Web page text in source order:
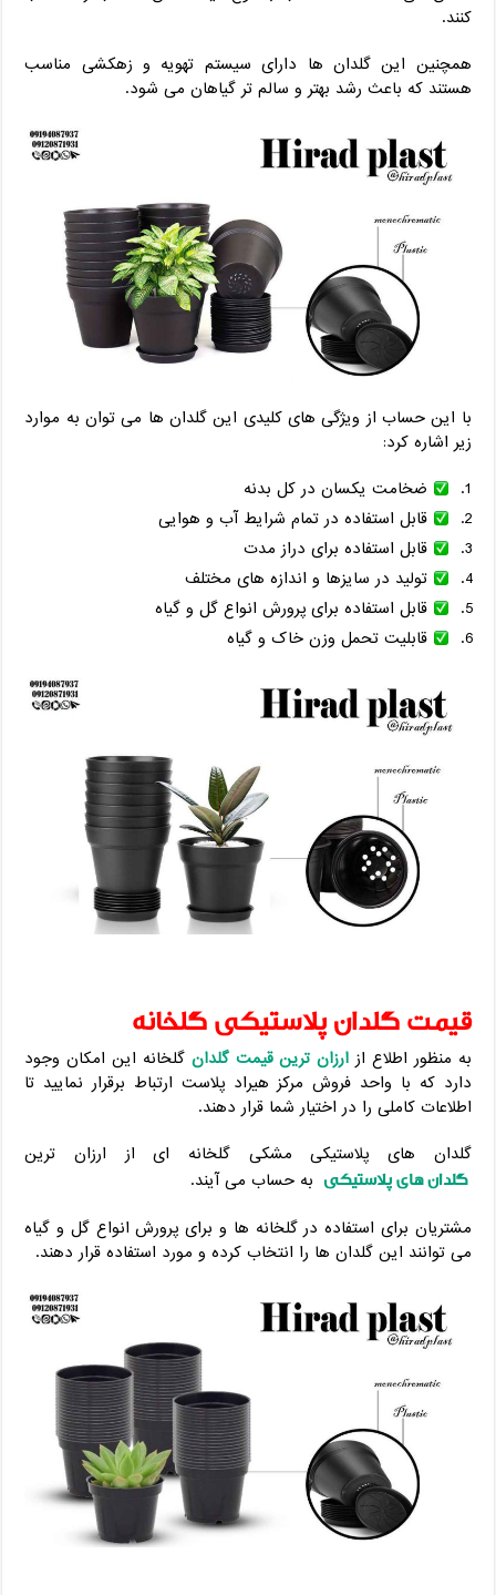
کنند.
همچنین این گلدان ها دارای سیستم تهویه و زهکشی مناسب
هستند که باعث رشد بهتر و سالم تر گیاهان می شود.
با این حساب از ویژگی های کلیدی این گلدان ها می توان به موارد
زیر اشاره کرد:
ضخامت یکسان در کل بدنه
قابل استفاده در تمام شرایط آب و هوایی
قابل استفاده برای دراز مدت
تولید در سایزها و اندازه های مختلف
قابل استفاده برای پرورش انواع گل و گیاه
قابلیت تحمل وزن خاک و گیاه
قیمت گلدان پلاستیکی گلخانه
به منظور اطلاع از ارزان ترین قیمت گلدان گلخانه این امکان وجود
دارد که با واحد فروش مرکز هیراد پلاست ارتباط برقرار نمایید تا
اطلاعات کاملی را در اختیار شما قرار دهند.
گلدان های پلاستیکی مشکی گلخانه ای از ارزان ترین
گلدان های پلاستیکی به حساب می آیند.
مشتریان برای استفاده در گلخانه ها و برای پرورش انواع گل و گیاه
می توانند این گلدان ها را انتخاب کرده و مورد استفاده قرار دهند.